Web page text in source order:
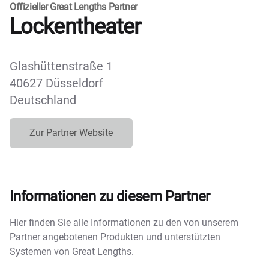
Offizieller Great Lengths Partner
Lockentheater
Glashüttenstraße 1
40627 Düsseldorf
Deutschland
Zur Partner Website
Informationen zu diesem Partner
Hier finden Sie alle Informationen zu den von unserem
Partner angebotenen Produkten und unterstützten
Systemen von Great Lengths.